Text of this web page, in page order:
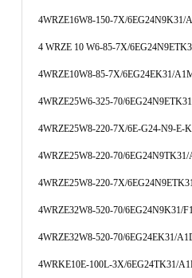
4WRZE16W8-150-7X/6EG24N9K31/
4 WRZE 10 W6-85-7X/
4WRZE10W8-85-7X/6EG24EK31/
4WRZE25W6-325-70/
4WRZE25W8-220-7X/6E-G24-N9-E-
4WRZE25W8-220-70/
4WRZE25W8-220-7X/
4WRZE32W8-520-70/6EG24N9K31/
4WRZE32W8-520-70/6EG24EK31/
4WRKE10E-100L-3X/6EG24TK31/